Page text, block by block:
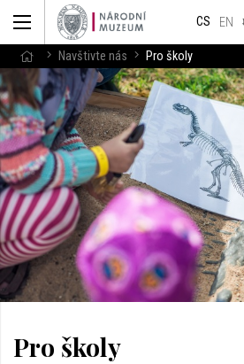
CS EN
Navštivte nás Pro školy
Pro školy